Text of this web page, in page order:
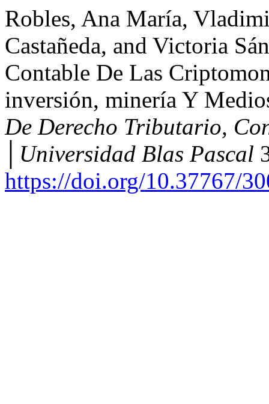
Robles, Ana María,
Castañeda, and Victoria
Contable De Las
inversión, minería Y
De Derecho Tributario,
│Universidad Blas Pascal
https://doi.org/10.37767/